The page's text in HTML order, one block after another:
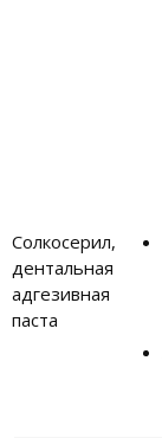
Солкосерил,
дентальная
адгезивная
паста